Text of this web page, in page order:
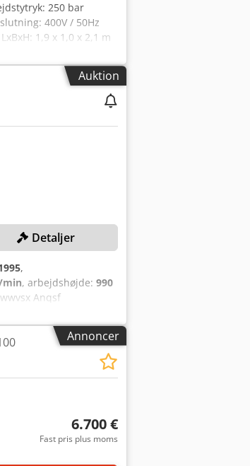
250 bar
400V / 50Hz
1,9 x 1,0 x 2,1 m
hulstansemaskine
til stempler op til Ø 31
360 x 300 mm
16 mm) Slaghastighed:
min. - ved 50 mm
og slagposition
angivet for
og matricer
Auktion
Detaljer
,
min, arbejdshøjde: 990
Anqsf
min Arbejds højde:
x B x H): ca. 2.300 x
Annoncer
6.700 €
Fast pris plus moms